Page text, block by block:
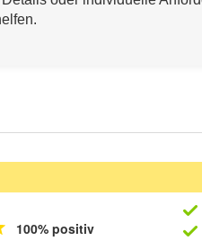
100% positiv